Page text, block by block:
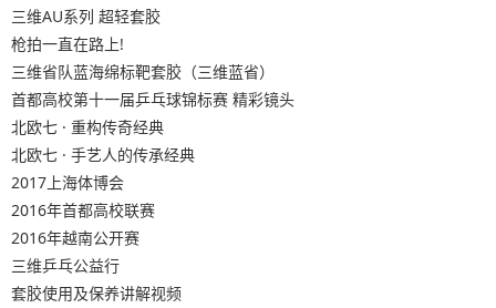
三维AU系列 超轻套胶
枪拍一直在路上!
三维省队蓝海绵标靶套胶（三维蓝省）
首都高校第十一届乒乓球锦标赛 精彩镜头
北欧七 · 重构传奇经典
北欧七 · 手艺人的传承经典
2017上海体博会
2016年首都高校联赛
2016年越南公开赛
三维乒乓公益行
套胶使用及保养讲解视频